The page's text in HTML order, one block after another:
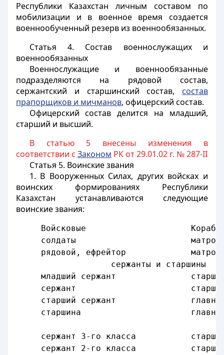
Республики Казахстан личным составом по
мобилизации и в военное время создается
военнообученный резерв из военнообязанных.
Статья 4. Состав военнослужащих и
военнообязанных
Военнослужащие и военнообязанные
подразделяются на рядовой состав,
сержантский и старшинский состав, состав
прапорщиков и мичманов, офицерский состав.
Офицерский состав делится на младший,
старший и высший.
В статью 5 внесены изменения в
соответствии с Законом РК от 29.01.02 г. № 287-II
Статья 5. Воинские звания
1. В Вооруженных Силах, других войсках и
воинских формированиях Республики
Казахстан устанавливаются следующие
воинские звания:
Войсковые
солдаты
рядовой, ефрейтор
сержанты и старшины
младший сержант
сержант
старший сержант
старшина
сержант 3-го класса
сержант 2-го класса